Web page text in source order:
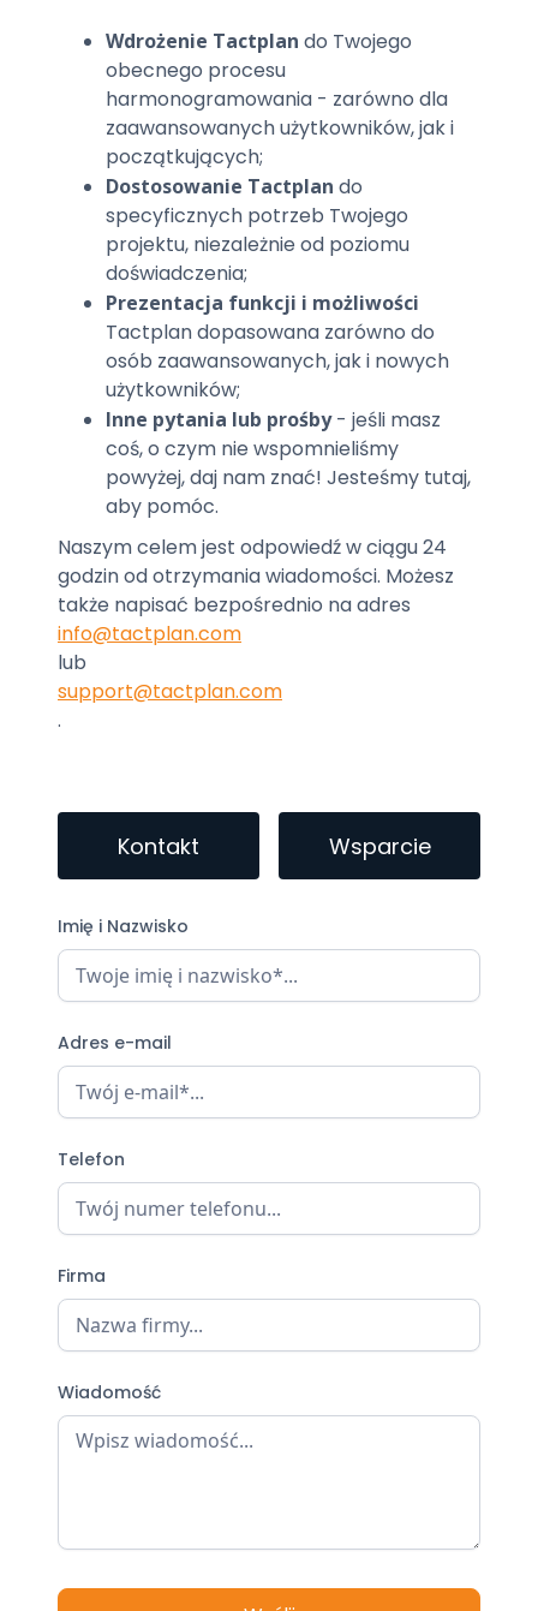
Wdrożenie Tactplan do Twojego
obecnego procesu
harmonogramowania - zarówno dla
zaawansowanych użytkowników, jak i
początkujących;
Dostosowanie Tactplan do
specyficznych potrzeb Twojego
projektu, niezależnie od poziomu
doświadczenia;
Prezentacja funkcji i możliwości
Tactplan dopasowana zarówno do
osób zaawansowanych, jak i nowych
użytkowników;
Inne pytania lub prośby- jeśli masz
coś, o czym nie wspomnieliśmy
powyżej, daj nam znać! Jesteśmy tutaj,
aby pomóc.
Naszym celem jest odpowiedź w ciągu 24
godzin od otrzymania wiadomości. Możesz
także napisać bezpośrednio na adres
info@tactplan.com
lub
support@tactplan.com
.
Kontakt Wsparcie
Imię i Nazwisko
Adres e-mail
Telefon
Firma
Wiadomość